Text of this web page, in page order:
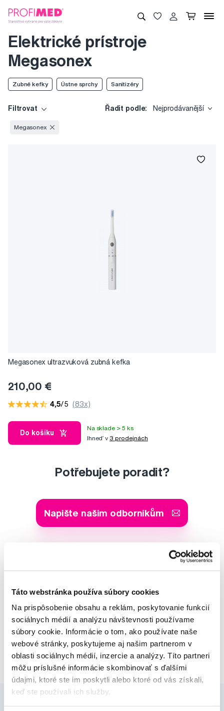
Táto webstránka používa súbory cookies
Na prispôsobenie obsahu a reklám, poskytovanie funkcií
sociálnych médií a analýzu návštevnosti používame
súbory cookie. Informácie o tom, ako používate naše
webové stránky, poskytujeme aj našim partnerom v
oblasti sociálnych médií, inzercie a analýzy. Títo partneri
môžu príslušné informácie skombinovať s ďalšími
údajmi, ktoré ste im poskytli alebo ktoré od vás získali,
keď ste používali ich služby.
Elektrické prístroje
Megasonex
Zubné kefky Ústne sprchy Sanitizéry
Filtrovat Řadit podle: Nejprodávanější
Megasonex
Megasonex ultrazvuková zubná kefka
210,00 €
4,5/5 (83x)
Do košíku
Na sklade > 5 ks
Ihneď v 3 prodejnách
Potřebujete poradit?
Napište našim odborníkům
odborná konzultácia dentálnej
Lucie Vokůrková
odborná konzultácia dentálnej
starostlivosti